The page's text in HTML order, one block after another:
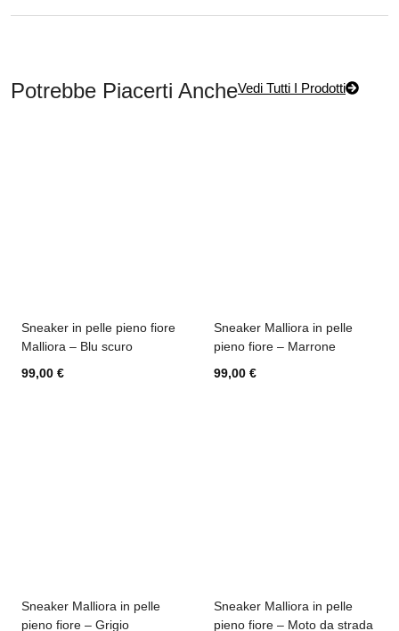
Potrebbe Piacerti AncheVedi Tutti I Prodotti
Sneaker in pelle pieno fiore
Malliora – Blu scuro
99,00 €
Sneaker Malliora in pelle
pieno fiore – Marrone
99,00 €
Sneaker Malliora in pelle
pieno fiore – Grigio
Sneaker Malliora in pelle
pieno fiore – Moto da strada